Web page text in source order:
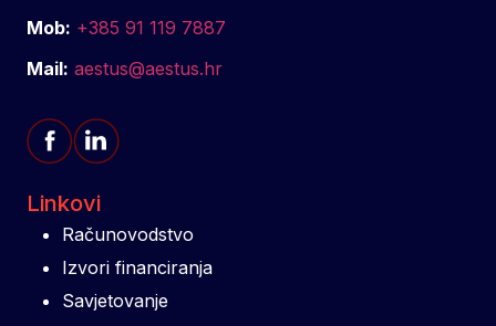
Mob: +385 91 119 7887
Mail: aestus@aestus.hr
Linkovi
Računovodstvo
Izvori financiranja
Savjetovanje